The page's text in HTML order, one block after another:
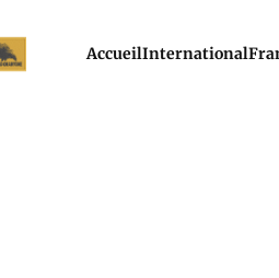
AccueilInternational